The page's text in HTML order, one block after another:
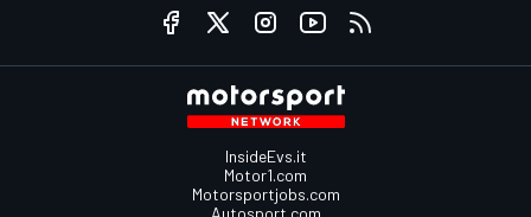
InsideEvs.it
Motor1.com
Motorsportjobs.com
Autosport.com